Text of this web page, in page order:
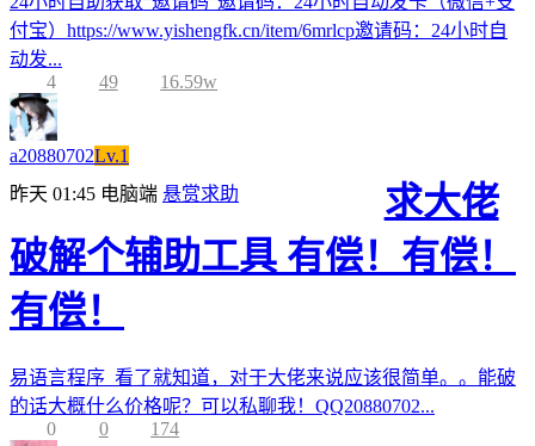
付宝）https://www.yishengfk.cn/item/6mrlcp邀请码：24小时自
动发...
4
49 16.59w
a20880702Lv.1
昨天 01:45 电脑端 悬赏求助
求大佬
破解个辅助工具 有偿！有偿！
有偿！
易语言程序 看了就知道，对于大佬来说应该很简单。。能破
的话大概什么价格呢？可以私聊我！QQ20880702...
0
0 174